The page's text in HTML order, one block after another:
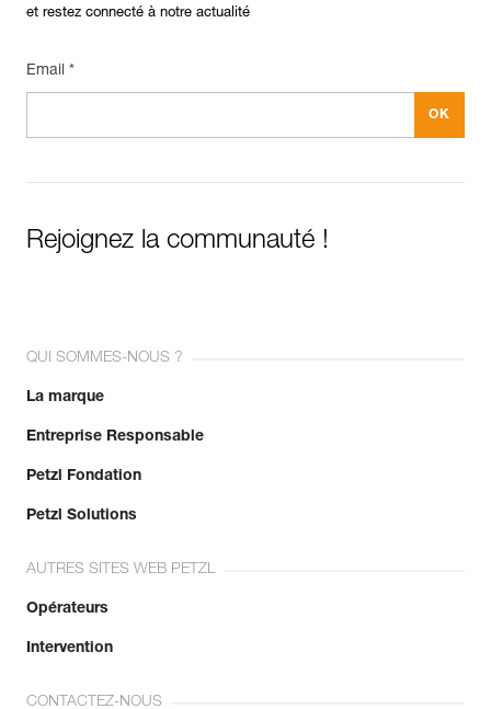
et restez connecté à notre actualité
Email *
Rejoignez la communauté !
QUI SOMMES-NOUS ?
La marque
Entreprise Responsable
Petzl Fondation
Petzl Solutions
AUTRES SITES WEB PETZL
Opérateurs
Intervention
CONTACTEZ-NOUS